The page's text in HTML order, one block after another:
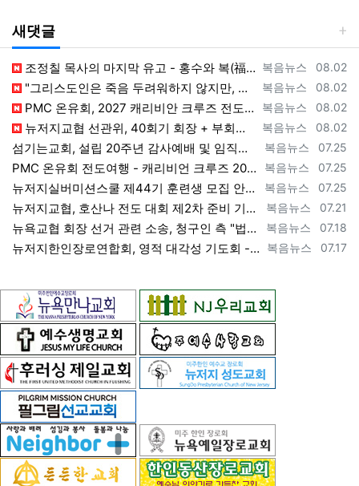
새댓글
등록자
복음뉴스 등록일
08.02
조정칠 목사의 마지막 유고 - 홍수와 복(福) 자(字) [2026년 8월 1일 토요일 자 뉴욕일보 기사] ==> https://www.bogeu…
등록자
복음뉴스 등록일
08.02
"그리스도인은 죽음 두려워하지 않지만, 살아 있는 동안 다른 사람의 유익 + 믿음의 진보 위해 살아야" [2026년 7월 31일 금요일 자 뉴욕…
등록자
복음뉴스 등록일
08.02
PMC 온유회, 2027 캐리비안 크루즈 전도여행 참가자 모집 [2026년 7월 31일 금요일 자 뉴욕일보 기사] ==> https://www.…
등록자
복음뉴스 등록일
08.02
뉴저지교협 선관위, 40회기 회장 + 부회장 등록 + 추천 절차 공고 --- 8월 28일 등록 마감, 9월 28일 선거 [2026년 7월 29일…
등록자
복음뉴스 등록일
07.25
섬기는교회, 설립 20주년 감사예배 및 임직식 --- "이제 더 힘차게 창공을 날자" [2026년 7월 25일 토요일 자 뉴욕일보 기사] ==>…
등록자
복음뉴스 등록일
07.25
PMC 온유회 전도여행 - 캐리비언 크루즈 2027 안내 ==> https://www.bogeumnews.com/gnu54/bbs/board.p…
등록자
복음뉴스 등록일
07.25
뉴저지실버미션스쿨 제44기 훈련생 모집 안내 ==> https://www.bogeumnews.com/gnu54/bbs/board.php?bo_t…
등록자
복음뉴스 등록일
07.21
뉴저지교협, 호산나 전도 대회 제2차 준비 기도회 --- "사람이 아니라 하나님께서 일하신다" [2026년 7월 21일 화요일 자 뉴욕일보 기사…
등록자
복음뉴스 등록일
07.18
뉴욕교협 회장 선거 관련 소송, 청구인 측 "법원 조속한 결정과 심리ㅜ 요청" [2026년 7월 18일 토요일 자 뉴욕일보 기사] ==> htt…
등록자
복음뉴스 등록일
07.17
뉴저지한인장로연합회, 영적 대각성 기도회 --- "우리의 기준은 하나님 말씀" [2026년 7월 17일 금요일 자 뉴욕일보 기사] ==> htt…